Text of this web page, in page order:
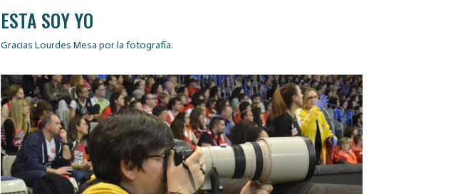
ESTA SOY YO
Gracias Lourdes Mesa por la fotografía.